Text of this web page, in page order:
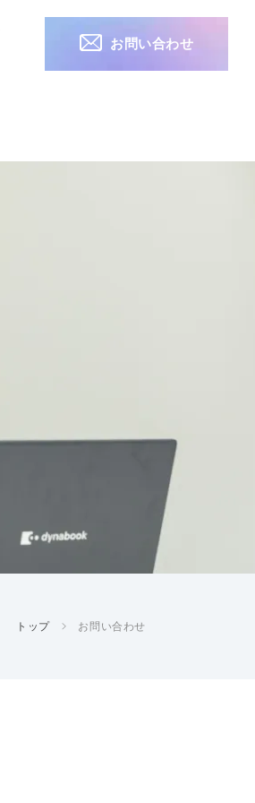
お問い合わせ
トップ お問い合わせ